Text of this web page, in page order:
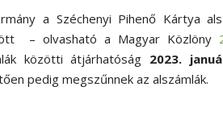
a Széchenyi Pihenő Kártya
– olvasható a Magyar Közlöny
közötti átjárhatóság 2023.
pedig megszűnnek az alszámlák.